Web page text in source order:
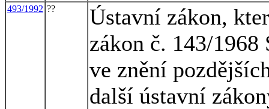
493/1992 ??
Ústavní zákon,
zákon č. 143/1968
ve znění
další ústavní